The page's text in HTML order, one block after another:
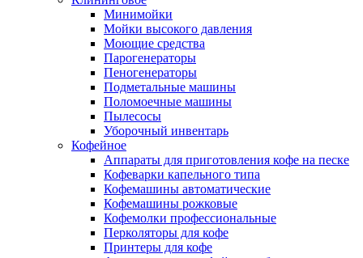
Минимойки
Мойки высокого давления
Моющие средства
Парогенераторы
Пеногенераторы
Подметальные машины
Поломоечные машины
Пылесосы
Уборочный инвентарь
Кофейное
Аппараты для приготовления кофе на песке
Кофеварки капельного типа
Кофемашины автоматические
Кофемашины рожковые
Кофемолки профессиональные
Перколяторы для кофе
Принтеры для кофе